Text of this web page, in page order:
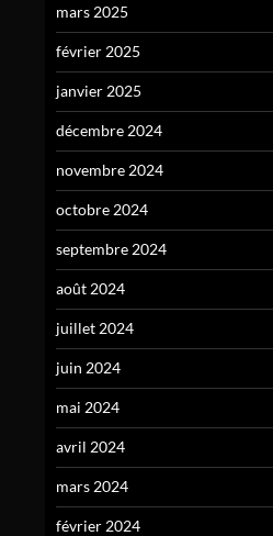
mars 2025
février 2025
janvier 2025
décembre 2024
novembre 2024
octobre 2024
septembre 2024
août 2024
juillet 2024
juin 2024
mai 2024
avril 2024
mars 2024
février 2024